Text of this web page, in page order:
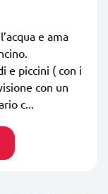
e ama
e piccini ( con i
con un
c...